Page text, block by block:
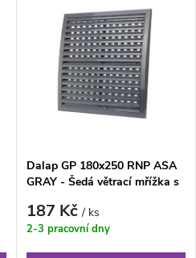
Dalap GP 180x250 RNP ASA
GRAY - Šedá větrací mřížka s
187 Kč/ ks
2-3 pracovní dny